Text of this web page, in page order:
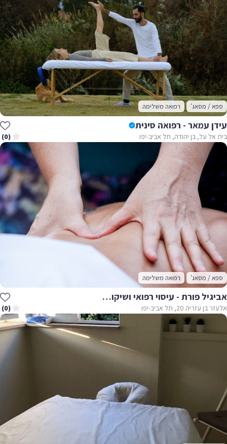
ספא / מסאג' רפואה משלימה
עידן עמאר - רפואה סינית
בית אל על, בן יהודה, תל אביב-יפו (0)
ספא / מסאג' רפואה משלימה
אביגיל פורת - עיסוי רפואי ושיקום תנועה
אלעזר בן עזריה 20, תל אביב-יפו (0)